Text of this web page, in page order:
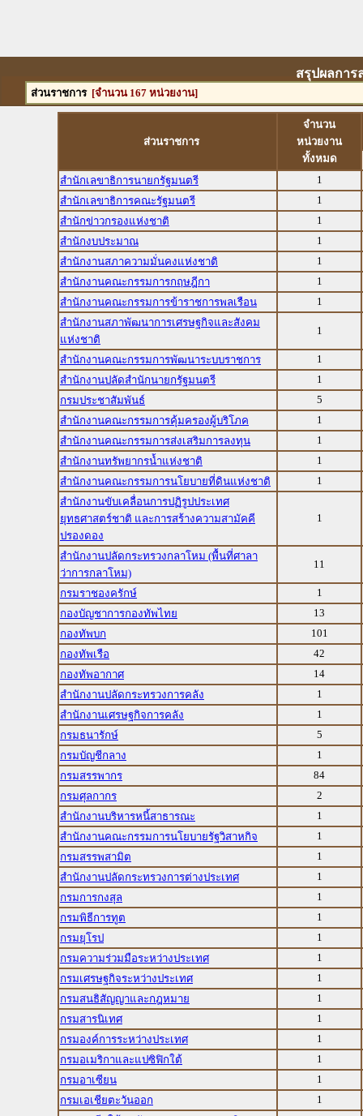
สรุปผลการ
ส่วนราชการ [จำนวน 167 หน่วยงาน]
ส่วนราชการ
จำนวน
หน่วยงาน
ทั้งหมด
สำนักเลขาธิการนายกรัฐมนตรี
1
สำนักเลขาธิการคณะรัฐมนตรี
1
สำนักข่าวกรองแห่งชาติ
1
สำนักงบประมาณ
1
สำนักงานสภาความมั่นคงแห่งชาติ
1
สำนักงานคณะกรรมการกฤษฎีกา
1
สำนักงานคณะกรรมการข้าราชการพลเรือน
1
สำนักงานสภาพัฒนาการเศรษฐกิจและสังคม
แห่งชาติ
1
สำนักงานคณะกรรมการพัฒนาระบบราชการ
1
สำนักงานปลัดสำนักนายกรัฐมนตรี
1
กรมประชาสัมพันธ์
5
สำนักงานคณะกรรมการคุ้มครองผู้บริโภค
1
สำนักงานคณะกรรมการส่งเสริมการลงทุน
1
สำนักงานทรัพยากรน้ำแห่งชาติ
1
สำนักงานคณะกรรมการนโยบายที่ดินแห่งชาติ
1
สำนักงานขับเคลื่อนการปฏิรูปประเทศ
ยุทธศาสตร์ชาติ และการสร้างความสามัคคี
ปรองดอง
1
สำนักงานปลัดกระทรวงกลาโหม (พื้นที่ศาลา
ว่าการกลาโหม)
11
กรมราชองครักษ์
1
กองบัญชาการกองทัพไทย
13
กองทัพบก
101
กองทัพเรือ
42
กองทัพอากาศ
14
สำนักงานปลัดกระทรวงการคลัง
1
สำนักงานเศรษฐกิจการคลัง
1
กรมธนารักษ์
5
กรมบัญชีกลาง
1
กรมสรรพากร
84
กรมศุลกากร
2
สำนักงานบริหารหนี้สาธารณะ
1
สำนักงานคณะกรรมการนโยบายรัฐวิสาหกิจ
1
กรมสรรพสามิต
1
สำนักงานปลัดกระทรวงการต่างประเทศ
1
กรมการกงสุล
1
กรมพิธีการทูต
1
กรมยุโรป
1
กรมความร่วมมือระหว่างประเทศ
1
กรมเศรษฐกิจระหว่างประเทศ
1
กรมสนธิสัญญาและกฎหมาย
1
กรมสารนิเทศ
1
กรมองค์การระหว่างประเทศ
1
กรมอเมริกาและแปซิฟิกใต้
1
กรมอาเซียน
1
กรมเอเชียตะวันออก
1